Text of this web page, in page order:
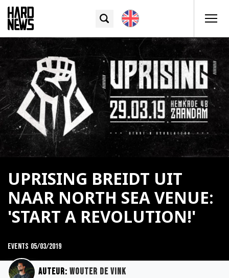
UPRISING BREIDT UIT
NAAR NORTH SEA VENUE:
'START A REVOLUTION!'
Events 05/03/2019
Auteur: Wouter de Vink